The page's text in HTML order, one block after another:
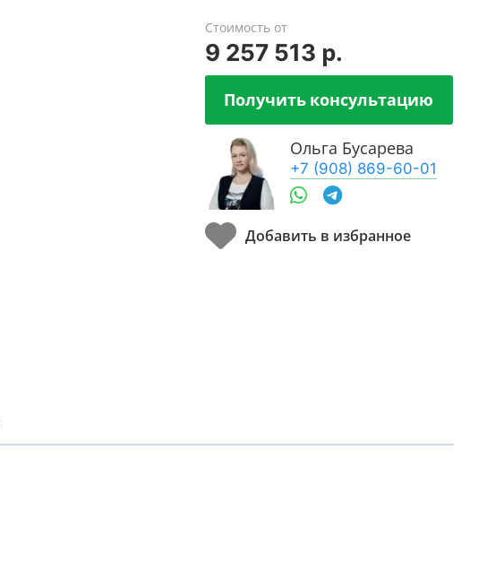
Стоимость от
9 257 513 р.
Получить консультацию
Ольга Бусарева
+7 (908) 869-60-01